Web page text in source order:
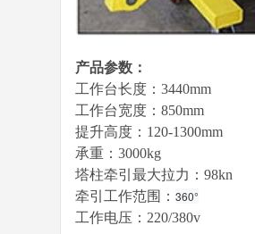
产品参数：
工作台长度：3440mm
工作台宽度：850mm
提升高度：120-1300mm
承重：3000kg
塔柱牵引最大拉力：98kn
牵引工作范围： 360°
工作电压：220/380v